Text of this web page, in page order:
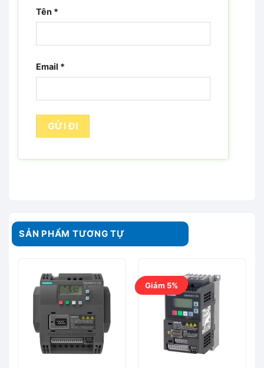
Tên *
Email *
SẢN PHẨM TƯƠNG TỰ
Giảm 5%